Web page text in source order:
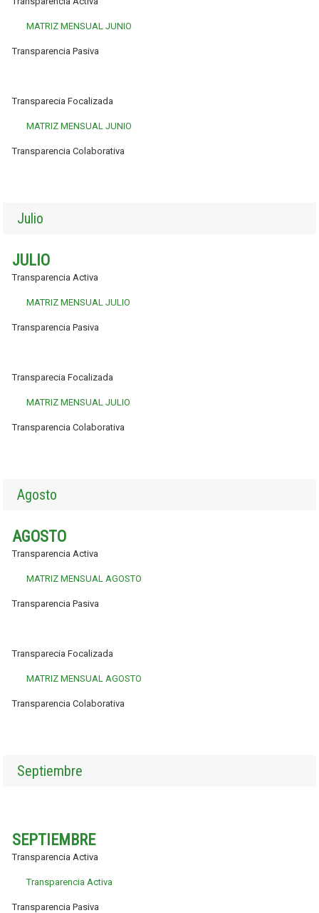
MATRIZ MENSUAL JUNIO
Transparencia Pasiva
Transparecia Focalizada
MATRIZ MENSUAL JUNIO
Transparencia Colaborativa
Julio
JULIO
Transparencia Activa
MATRIZ MENSUAL JULIO
Transparencia Pasiva
Transparecia Focalizada
MATRIZ MENSUAL JULIO
Transparencia Colaborativa
Agosto
AGOSTO
Transparencia Activa
MATRIZ MENSUAL AGOSTO
Transparencia Pasiva
Transparecia Focalizada
MATRIZ MENSUAL AGOSTO
Transparencia Colaborativa
Septiembre
SEPTIEMBRE
Transparencia Activa
Transparencia Activa
Transparencia Pasiva